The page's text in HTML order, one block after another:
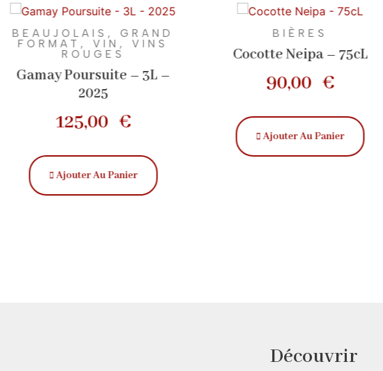
BEAUJOLAIS , GRAND
FORMAT ,VIN ,VINS
ROUGES
Gamay Poursuite – 3L –
2025
125,00€
Ajouter Au Panier
BIÈRES
Cocotte Neipa – 75cL
90,00€
Ajouter Au Panier
Découvrir